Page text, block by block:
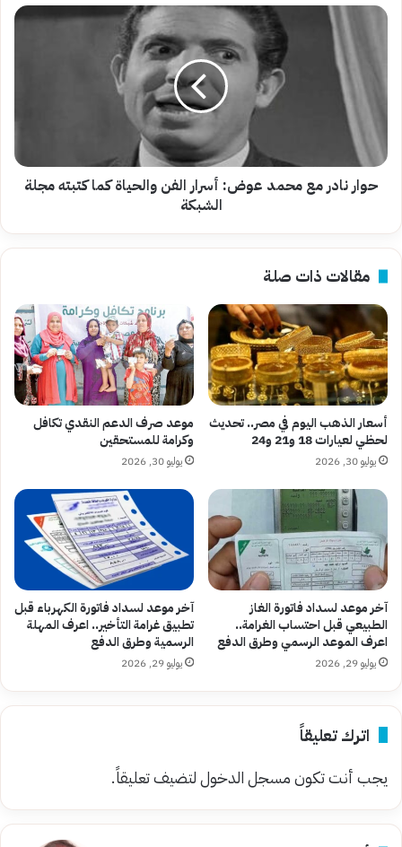
حوار
محمد
عوض:
أسرار
الفن
والحياة
كما
كتبته
حوار نادر مع محمد عوض: أسرار الفن والحياة كما كتبته مجلة
الشبكة
مقالات ذات صلة
أسعار الذهب اليوم في مصر.. تحديث
لحظي لعيارات 18 و21 و24
يوليو 30, 2026
موعد صرف الدعم النقدي تكافل
وكرامة للمستحقين
يوليو 30, 2026
آخر موعد لسداد فاتورة الغاز
الطبيعي قبل احتساب الغرامة..
اعرف الموعد الرسمي وطرق الدفع
يوليو 29, 2026
آخر موعد لسداد فاتورة الكهرباء قبل
تطبيق غرامة التأخير.. اعرف المهلة
الرسمية وطرق الدفع
يوليو 29, 2026
اترك تعليقاً
يجب أنت تكونمسجل الدخوللتضيف تعليقاً.